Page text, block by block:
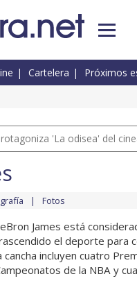
Cartelera Próximos
'La odisea' del
Fotos
James está
el deporte para
cancha incluyen cuatro
de la NBA y